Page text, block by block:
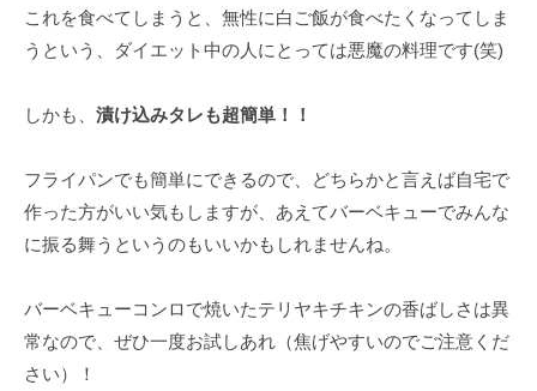
これを食べてしまうと、無性に白ご飯が食べたくなってしま
うという、ダイエット中の人にとっては悪魔の料理です(笑)
しかも、 漬け込みタレも超簡単！！
フライパンでも簡単にできるので、どちらかと言えば自宅で
作った方がいい気もしますが、あえてバーベキューでみんな
に振る舞うというのもいいかもしれませんね。
バーベキューコンロで焼いたテリヤキチキンの香ばしさは異
常なので、ぜひ一度お試しあれ（焦げやすいのでご注意くだ
さい）！